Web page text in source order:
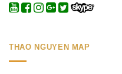
THAO NGUYEN MAP